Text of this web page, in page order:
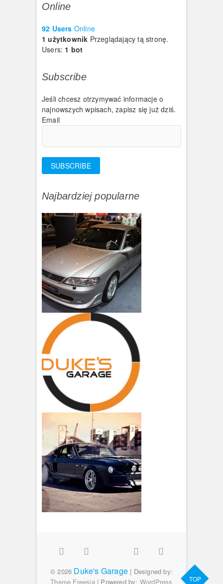
Online
92 Users Online
1 użytkownik Przeglądający tą stronę.
Users: 1 bot
Subscribe
Jeśli chcesz otrzymywać informacje o
najnowszych wpisach, zapisz się już dziś.
Email
Najbardziej popularne
Facebook
Google
Plus
Instagram
© 2026 Duke's Garage | Designed by:
Theme Freesia | Powered by: WordPress TOP